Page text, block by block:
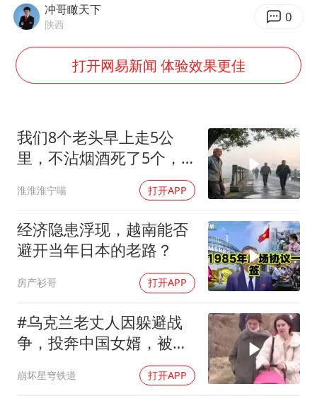
哪吒汽车南宁工厂设备降价20%拍卖
五粮液渠道价一箱上涨近百元
法国下周开始禁止未经同意的电话营销
80后女柜员逆袭成4200亿银行副行长
24小时不关空调 电费会更低吗
奋进开新局 实干挑大梁
冲哥瞰天下
陕西 0
打开网易新闻 体验效果更佳
我们8个老头早上走5公
里，不沾烟酒死了5个，
淮淮淮宁喵 打开APP
经济隐患浮现，越南能否
避开当年日本的老路？
房产衫哥 打开APP
#乌克兰老丈人因躲避战
争，投奔中国女婿，被眼
崩坏星穹铁道 打开APP